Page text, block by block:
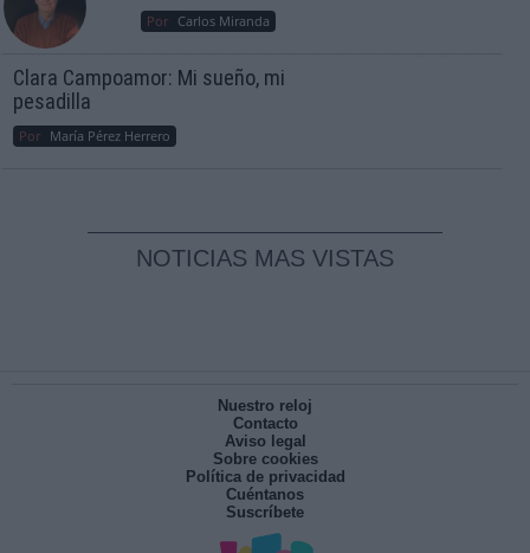
Por Carlos Miranda
Clara Campoamor: Mi sueño, mi
pesadilla
Por María Pérez Herrero
NOTICIAS MAS VISTAS
Nuestro reloj
Contacto
Aviso legal
Sobre cookies
Política de privacidad
Cuéntanos
Suscríbete